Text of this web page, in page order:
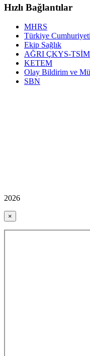
Hızlı Bağlantılar
MHRS
Türkiye
Ekip Sağlık
AĞRI ÇKYS-TSİM
KETEM
Olay Bildirim ve
SBN
2026
×